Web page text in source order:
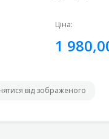
Ціна:
1
від зображеного